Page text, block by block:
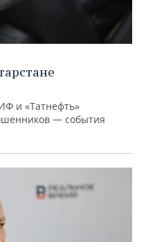
и «Татнефть»
— события